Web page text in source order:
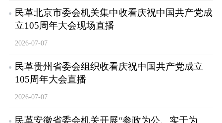
民革北京市委会机关集中收看庆祝中国共产党成
立105周年大会现场直播
2026-07-07
民革贵州省委会组织收看庆祝中国共产党成立
105周年大会直播
2026-07-07
民革安徽省委会机关开展“参政为公、实干为